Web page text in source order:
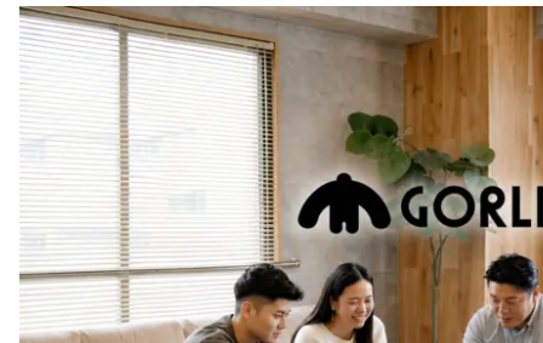
転職
大学発スタートアップ
導入事例
お問い合わせ
法人向け資料ダウンロード
/採用検討企業様へ